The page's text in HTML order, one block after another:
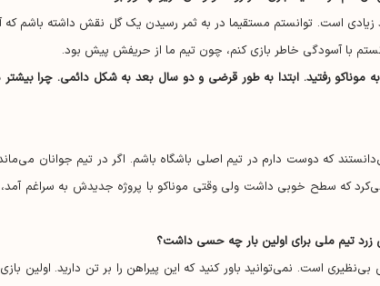
زیادی است. توانستم مستقیما در به ثمر رسیدن یک گل نقش داشته باشم که
با آسودگی خاطر بازی کنم، چون تیم ما از حریفش پیش بود.
بودید، به موناکو رفتید. ابتدا به طور قرضی و دو سال بعد به شکل دائمی. چرا بیشتر
که دوست دارم در تیم اصلی باشگاه باشم. اگر در تیم جوانان
که سطح خوبی داشت ولی وقتی موناکو با پروژه جدیدش به سراغم آمد،
ساله‌ها پوشیده بودم. حس بی‌نظیری است. نمی‌توانید باور کنید که این پیراهن را بر تن دارید. اولین